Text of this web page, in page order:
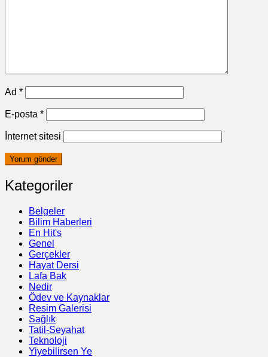
Ad *
E-posta *
İnternet sitesi
Kategoriler
Belgeler
Bilim Haberleri
En Hit's
Genel
Gerçekler
Hayat Dersi
Lafa Bak
Nedir
Ödev ve Kaynaklar
Resim Galerisi
Sağlık
Tatil-Seyahat
Teknoloji
Yiyebilirsen Ye